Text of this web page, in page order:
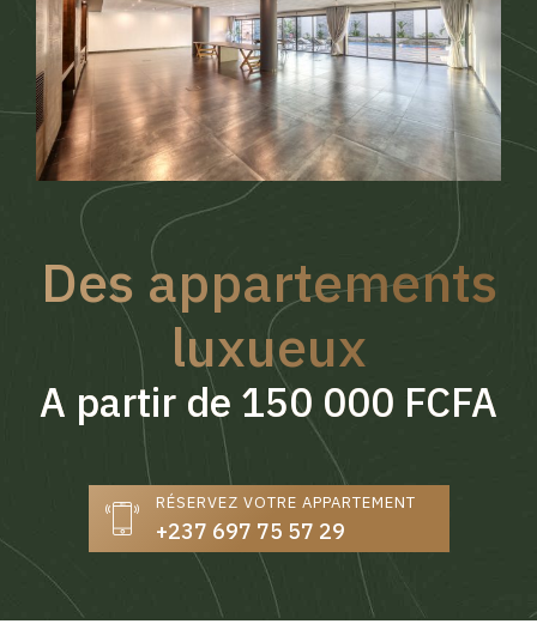
Des appartements
luxueux
A partir de 150 000 FCFA
RÉSERVEZ VOTRE APPARTEMENT
+237 697 75 57 29